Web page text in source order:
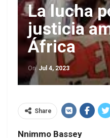
La lucha
justicia
África
On Jul 4, 2023
Share
Nnimmo Bassey